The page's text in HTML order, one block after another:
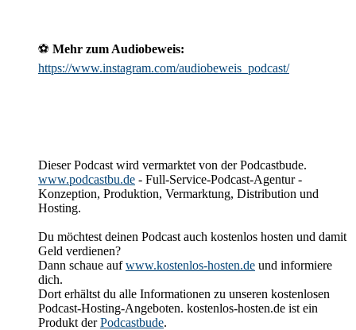
⚽️ Mehr zum Audiobeweis:
https://www.instagram.com/audiobeweis_podcast/
Dieser Podcast wird vermarktet von der Podcastbude.
www.podcastbu.de - Full-Service-Podcast-Agentur -
Konzeption, Produktion, Vermarktung, Distribution und
Hosting.
Du möchtest deinen Podcast auch kostenlos hosten und damit
Geld verdienen?
Dann schaue aufwww.kostenlos-hosten.de und informiere
dich.
Dort erhältst du alle Informationen zu unseren kostenlosen
Podcast-Hosting-Angeboten. kostenlos-hosten.de ist ein
Produkt derPodcastbude.